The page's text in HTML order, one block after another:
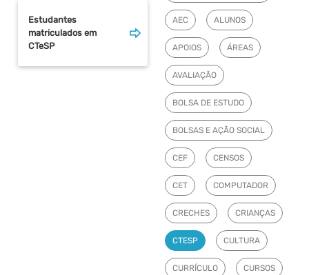
Estudantes
matriculados em
CTeSP
AEC ALUNOS
APOIOS ÁREAS
AVALIAÇÃO
BOLSA DE ESTUDO
BOLSAS E AÇÃO SOCIAL
CEF CENSOS
CET COMPUTADOR
CRECHES CRIANÇAS
CTESP CULTURA
CURRÍCULO CURSOS